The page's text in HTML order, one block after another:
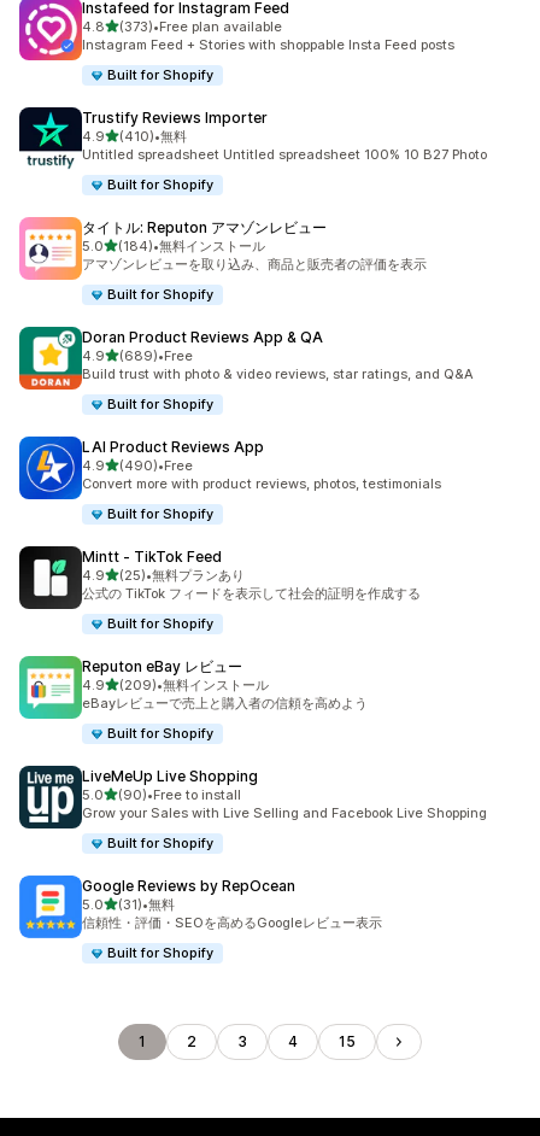
Instafeed for Instagram Feed
4.85つ星中
(373)
合計レビュー数：373件
•Free plan available
Instagram Feed + Stories with shoppable Insta Feed posts
Built for Shopify
Trustify Reviews Importer
4.95つ星中
(410)
合計レビュー数：410件
•無料
Untitled spreadsheet Untitled spreadsheet 100% 10 B27 Photo
Built for Shopify
タイトル: Reputon アマゾンレビュー
5.05つ星中
(184)
合計レビュー数：184件
•無料インストール
アマゾンレビューを取り込み、商品と販売者の評価を表示
Built for Shopify
Doran Product Reviews App & QA
4.95つ星中
(689)
合計レビュー数：689件
•Free
Build trust with photo & video reviews, star ratings, and Q&A
Built for Shopify
LAI Product Reviews App
4.95つ星中
(490)
合計レビュー数：490件
•Free
Convert more with product reviews, photos, testimonials
Built for Shopify
Mintt ‑ TikTok Feed
4.95つ星中
(25)
合計レビュー数：25件
•無料プランあり
公式の TikTok フィードを表示して社会的証明を作成する
Built for Shopify
Reputon eBay レビュー
4.95つ星中
(209)
合計レビュー数：209件
•無料インストール
eBayレビューで売上と購入者の信頼を高めよう
Built for Shopify
LiveMeUp Live Shopping
5.05つ星中
(90)
合計レビュー数：90件
•Free to install
Grow your Sales with Live Selling and Facebook Live Shopping
Built for Shopify
Google Reviews by RepOcean
5.05つ星中
(31)
合計レビュー数：31件
•無料
信頼性・評価・SEOを高めるGoogleレビュー表示
Built for Shopify
1 2 3 4 15